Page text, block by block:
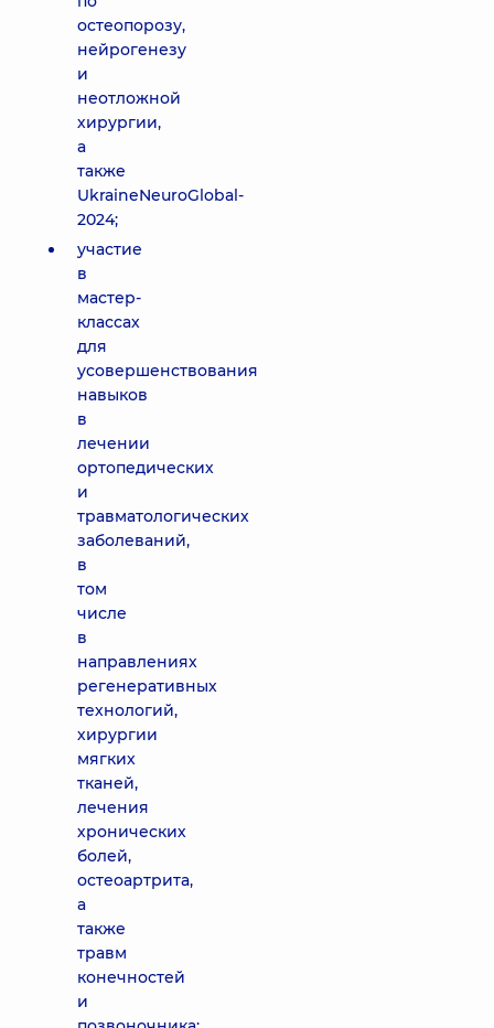
остеопорозу,
нейрогенезу
и
неотложной
хирургии,
а
также
UkraineNeuroGlobal-
2024;
участие
в
мастер-
классах
для
усовершенствования
навыков
в
лечении
ортопедических
и
травматологических
заболеваний,
в
том
числе
в
направлениях
регенеративных
технологий,
хирургии
мягких
тканей,
лечения
хронических
болей,
остеоартрита,
а
также
травм
конечностей
и